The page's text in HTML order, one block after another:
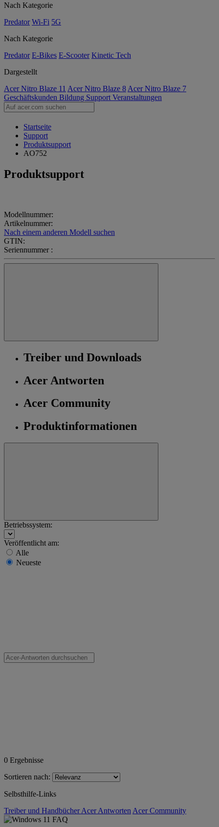
Nach Kategorie
Predator Wi-Fi 5G
Nach Kategorie
Predator E-Bikes E-Scooter Kinetic Tech
Dargestellt
Acer Nitro Blaze 11 Acer Nitro Blaze 8 Acer Nitro Blaze 7
Geschäftskunden Bildung Support Veranstaltungen
Startseite
Support
Produktsupport
AO752
Produktsupport
Modellnummer:
Artikelnummer:
Nach einem anderen Modell suchen
GTIN:
Seriennummer :
Treiber und Downloads
Acer Antworten
Acer Community
Produktinformationen
Betriebssystem:
Veröffentlicht am:
Alle
Neueste
0 Ergebnisse
Sortieren nach:
Selbsthilfe-Links
Treiber und HandbücherAcer Antworten Acer Community